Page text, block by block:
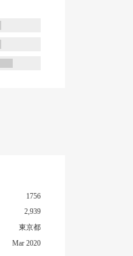
1756
2,939
東京都
Mar 2020